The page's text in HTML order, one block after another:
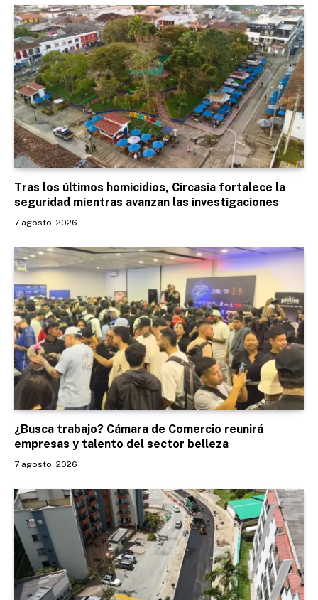
Tras los últimos homicidios, Circasia fortalece la
seguridad mientras avanzan las investigaciones
7 agosto, 2026
¿Busca trabajo? Cámara de Comercio reunirá
empresas y talento del sector belleza
7 agosto, 2026